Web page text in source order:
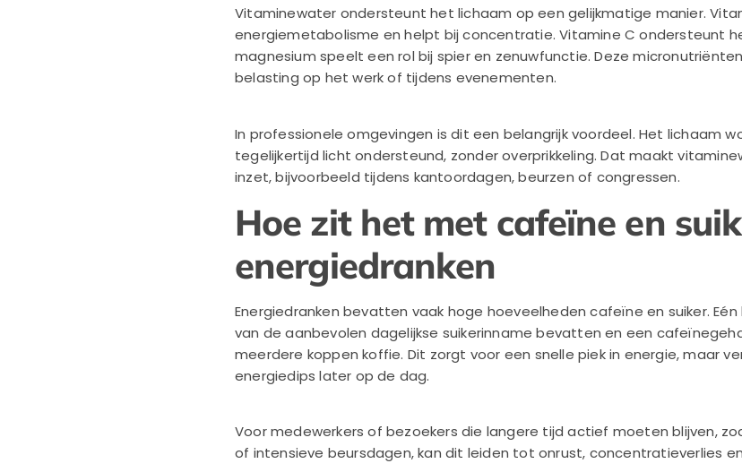
Vitaminewater ondersteunt het lichaam op een gelijkmatige manier.
energiemetabolisme en helpt bij concentratie. Vitamine C ondersteunt
magnesium speelt een rol bij spier en zenuwfunctie. Deze
belasting op het werk of tijdens evenementen.
In professionele omgevingen is dit een belangrijk voordeel. Het lichaam
tegelijkertijd licht ondersteund, zonder overprikkeling. Dat maakt
inzet, bijvoorbeeld tijdens kantoordagen, beurzen of congressen.
Hoe zit het met cafeïne en
energiedranken
Energiedranken bevatten vaak hoge hoeveelheden cafeïne en suiker.
van de aanbevolen dagelijkse suikerinname bevatten en een
meerdere koppen koffie. Dit zorgt voor een snelle piek in energie, maar
energiedips later op de dag.
Voor medewerkers of bezoekers die langere tijd actief moeten blijven,
of intensieve beursdagen, kan dit leiden tot onrust, concentratieverlies